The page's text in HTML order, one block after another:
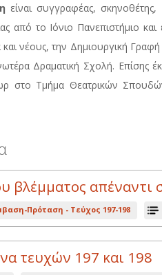
είναι συγγραφέας,
από το Ιόνιο Πανεπιστήμιο
νέους, την Δημιουργική
Δραματική Σχολή. Επίσης
στο Τμήμα Θεατρικών
βλέμματος απέναντι
Πρόταση - Τεύχος 197-198
τευχών 197 και 198